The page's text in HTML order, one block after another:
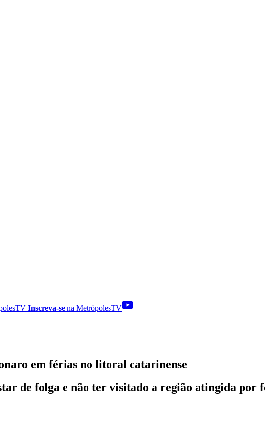
Inscreva-se na MetrópolesTV
em férias no litoral catarinense
de folga e não ter visitado a região atingida por